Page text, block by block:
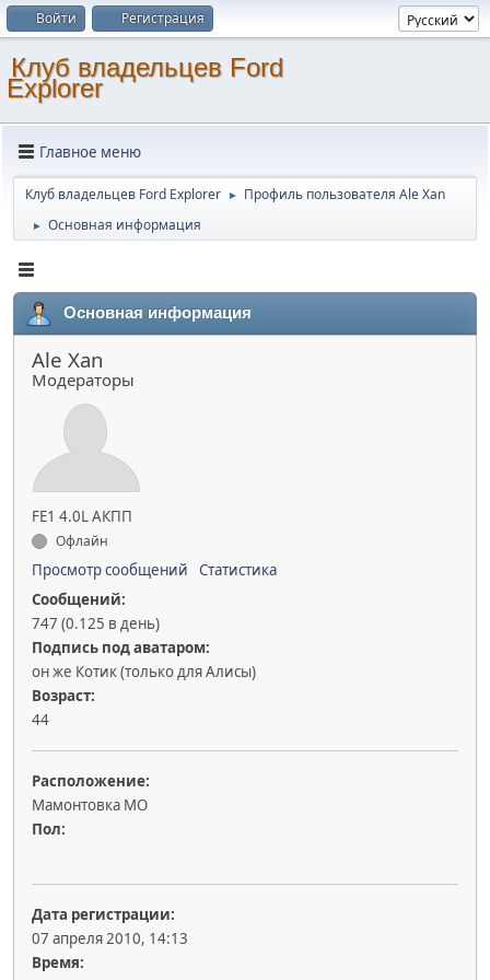
Войти Регистрация
Клуб владельцев Ford
Explorer
Главное меню
Клуб владельцев Ford Explorer ► Профиль пользователя Ale Xan
► Основная информация
Основная информация
Ale Xan
Модераторы
FE1 4.0L АКПП
Офлайн
Просмотр сообщений
Статистика
Сообщений:
747 (0.125 в день)
Подпись под аватаром:
он же Котик (только для Алисы)
Возраст:
44
Расположение:
Мамонтовка МО
Пол:
Дата регистрации:
07 апреля 2010, 14:13
Время: